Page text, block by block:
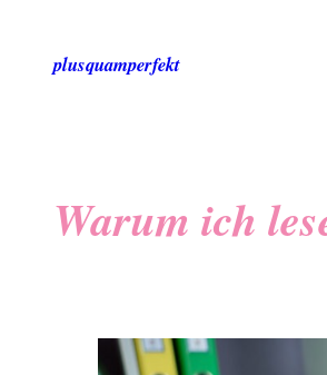
springen
plusquamperfekt
Warum ich